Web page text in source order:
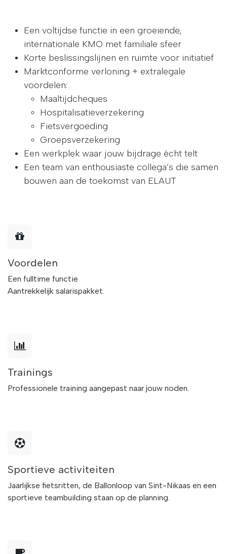
Een voltijdse functie in een groeiende,
internationale KMO met familiale sfeer
Korte beslissingslijnen en ruimte voor initiatief
Marktconforme verloning + extralegale
voordelen:
Maaltijdcheques
Hospitalisatieverzekering
Fietsvergoeding
Groepsverzekering
Een werkplek waar jouw bijdrage écht telt
Een team van enthousiaste collega’s die samen
bouwen aan de toekomst van ELAUT
Voordelen
Een fulltime functie
Aantrekkelijk salarispakket.
Trainings
Professionele training aangepast naar jouw noden.
Sportieve activiteiten
Jaarlijkse fietsritten, de Ballonloop van Sint-Nikaas en een
sportieve teambuilding staan op de planning.